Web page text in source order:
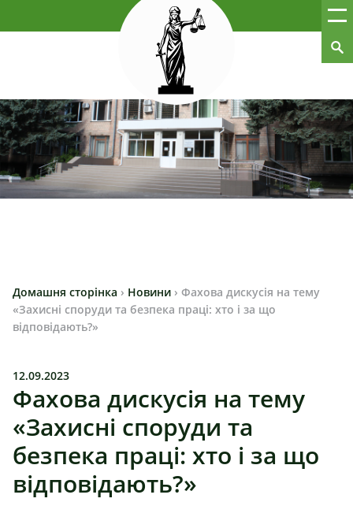
Домашня сторінка › Новини › Фахова дискусія на тему
«Захисні споруди та безпека праці: хто і за що
відповідають?»
12.09.2023
Фахова дискусія на тему
«Захисні споруди та
безпека праці: хто і за що
відповідають?»